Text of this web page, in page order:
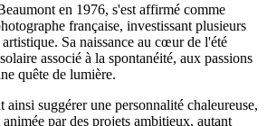
en 1976, s'est affirmé comme
française, investissant plusieurs
Sa naissance au cœur de l'été
associé à la spontanéité, aux passions
quête de lumière.
suggérer une personnalité chaleureuse,
par des projets ambitieux, autant